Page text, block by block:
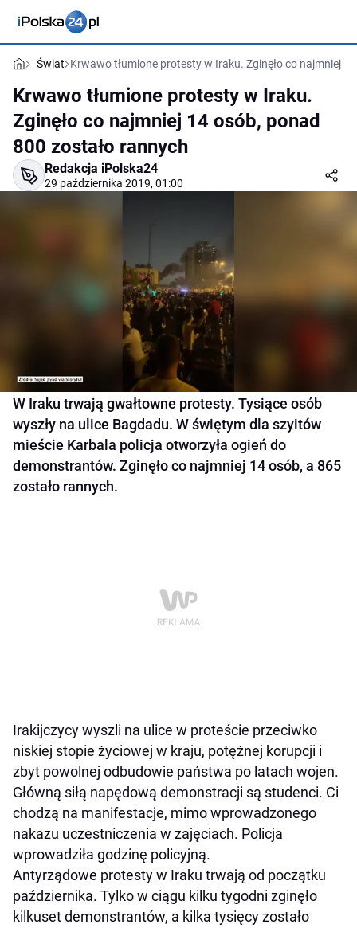
Świat Krwawo tłumione protesty w Iraku. Zginęło co najmniej
Krwawo tłumione protesty w Iraku.
Zginęło co najmniej 14 osób, ponad
800 zostało rannych
Redakcja iPolska24
29 października 2019, 01:00
W Iraku trwają gwałtowne protesty. Tysiące osób
wyszły na ulice Bagdadu. W świętym dla szyitów
mieście Karbala policja otworzyła ogień do
demonstrantów. Zginęło co najmniej 14 osób, a 865
zostało rannych.
Irakijczycy wyszli na ulice w proteście przeciwko
niskiej stopie życiowej w kraju, potężnej korupcji i
zbyt powolnej odbudowie państwa po latach wojen.
Główną siłą napędową demonstracji są studenci. Ci
chodzą na manifestacje, mimo wprowadzonego
nakazu uczestniczenia w zajęciach. Policja
wprowadziła godzinę policyjną.
Antyrządowe protesty w Iraku trwają od początku
października. Tylko w ciągu kilku tygodni zginęło
kilkuset demonstrantów, a kilka tysięcy zostało